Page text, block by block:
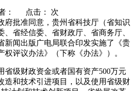
： 点击：
次
府批准同意，贵州省科技厅（省知识
、省经信委、省财政厅、省商务厅、
新闻出版广电局联合印发实施了《贵
评议办法》（下称《办法》）。
省级财政资金或者国有资产500万元
造和技术引进项目，以及使用省级财